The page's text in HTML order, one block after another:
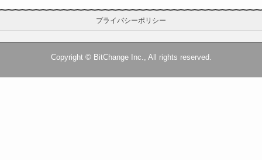
プライバシーポリシー
Copyright © BitChange Inc., All rights reserved.